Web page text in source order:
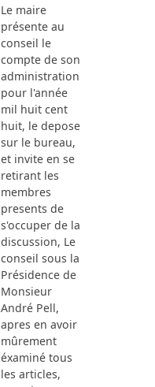
Le maire
présente au
conseil le
compte de son
administration
pour l'année
mil huit cent
huit, le depose
sur le bureau,
et invite en se
retirant les
membres
presents de
s'occuper de la
discussion, Le
conseil sous la
Présidence de
Monsieur
André Pell,
apres en avoir
mûrement
éxaminé tous
les articles,